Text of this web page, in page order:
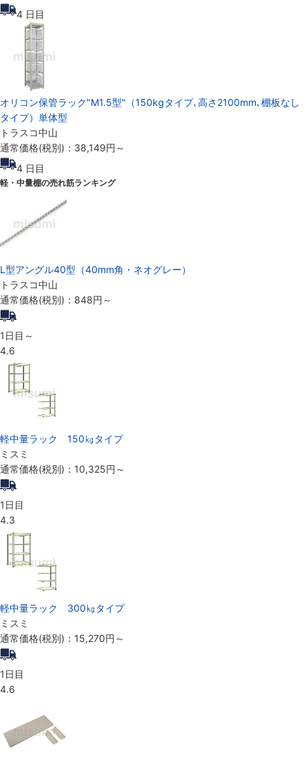
4 日目
オリコン保管ラック"M1.5型"（150kgタイプ､高さ2100mm､棚板なし
タイプ）単体型
トラスコ中山
通常価格(税別)： 38,149円 ～
4 日目
軽・中量棚の売れ筋ランキング
L型アングル40型（40mm角・ネオグレー）
トラスコ中山
通常価格(税別)： 848円 ～
1日目～
4.6
軽中量ラック 150㎏タイプ
ミスミ
通常価格(税別)： 10,325円 ～
1日目
4.3
軽中量ラック 300㎏タイプ
ミスミ
通常価格(税別)： 15,270円 ～
1日目
4.6